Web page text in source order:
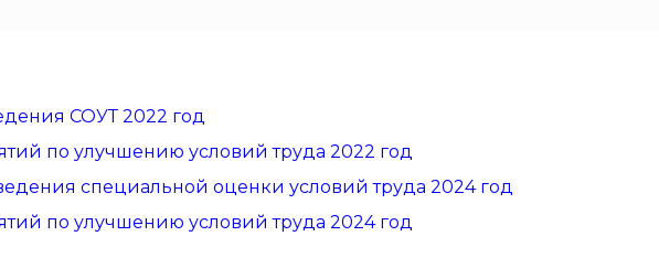
СОУТ 2022 год
по улучшению условий труда 2022 год
специальной оценки условий труда 2024 год
по улучшению условий труда 2024 год